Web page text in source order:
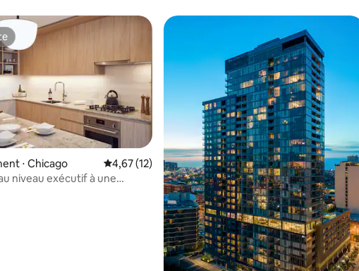
la base de 78 commentaires : 4,9 sur 5
⋅ Chicago Évaluation moyenne sur la base de 12 commentaires
4,67 (12)
niveau exécutif à une